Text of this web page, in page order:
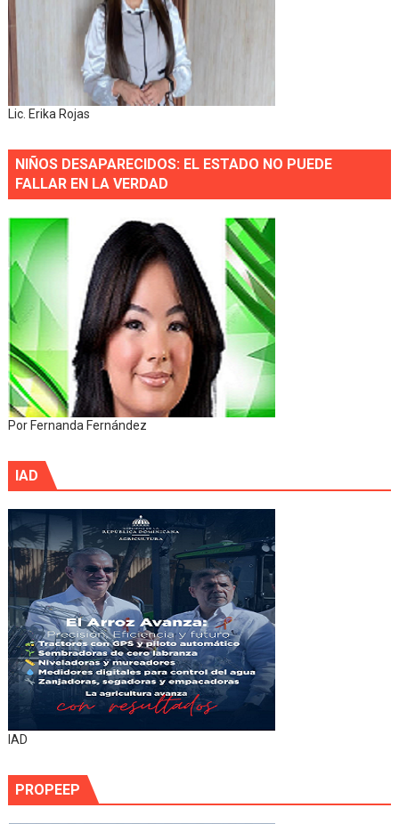
Lic. Erika Rojas
NIÑOS DESAPARECIDOS: EL ESTADO NO PUEDE
FALLAR EN LA VERDAD
Por Fernanda Fernández
IAD
IAD
PROPEEP